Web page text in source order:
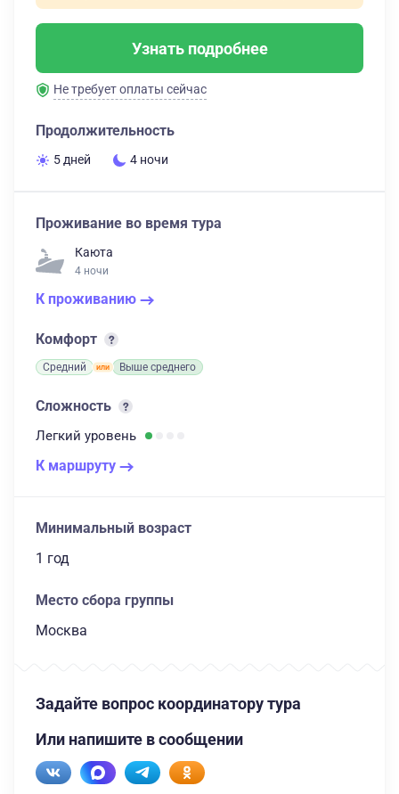
Узнать подробнее
Не требует оплаты сейчас
Продолжительность
5 дней 4 ночи
Проживание во время тура
Каюта
4 ночи
К проживанию
Комфорт
Средний Выше среднего
Сложность
Легкий уровень
К маршруту
Минимальный возраст
1 год
Место сбора группы
Москва
Задайте вопрос координатору тура
Или напишите в сообщении